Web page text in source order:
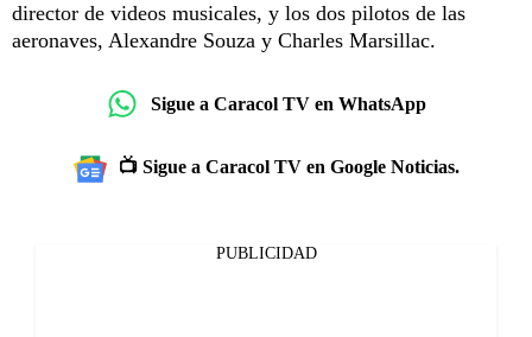
director de videos musicales, y los dos pilotos de las
aeronaves, Alexandre Souza y Charles Marsillac.
Sigue a Caracol TV en WhatsApp
📺 Sigue a Caracol TV en Google Noticias.
PUBLICIDAD